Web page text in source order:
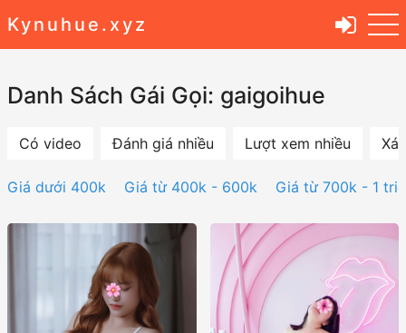
Kynuhue.xyz
Danh Sách Gái Gọi: gaigoihue
Có video Đánh giá nhiều Lượt xem nhiều
Giá dưới 400k Giá từ 400k - 600k Giá từ 700k - 1